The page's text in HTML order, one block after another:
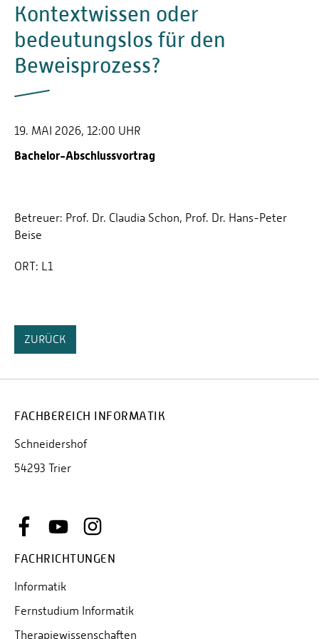
Kontextwissen oder
bedeutungslos für den
Beweisprozess?
19. MAI 2026, 12:00 UHR
Bachelor-Abschlussvortrag
Betreuer: Prof. Dr. Claudia Schon, Prof. Dr. Hans-Peter
Beise
ORT: L1
ZURÜCK
FACHBEREICH INFORMATIK
Schneidershof
54293 Trier
FACHRICHTUNGEN
Informatik
Fernstudium Informatik
Therapiewissenschaften